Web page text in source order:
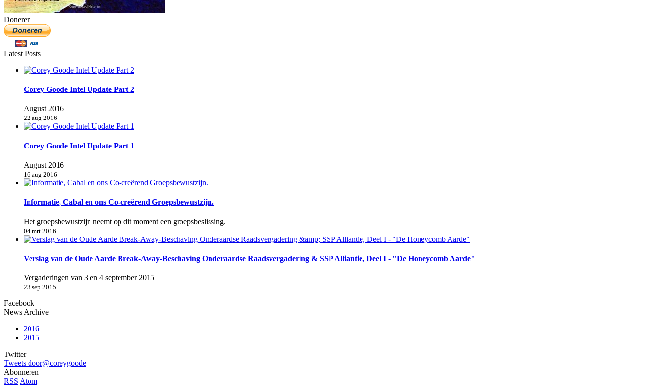
Doneren
Latest Posts
Corey Goode Intel Update Part 2
August 2016
22 aug 2016
Corey Goode Intel Update Part 1
August 2016
16 aug 2016
Informatie, Cabal en ons Co-creërend Groepsbewustzijn.
Het groepsbewustzijn neemt op dit moment een groepsbeslissing.
04 mrt 2016
Verslag van de Oude Aarde Break-Away-Beschaving Onderaardse Raadsvergadering & SSP Alliantie, Deel I - "De Honeycomb Aarde"
Vergaderingen van 3 en 4 september 2015
23 sep 2015
Facebook
News Archive
2016
2015
Twitter
Tweets door@coreygoode
Abonneren
RSS Atom